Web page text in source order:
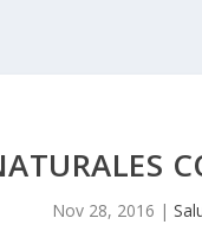
Nov 28, 2016 |